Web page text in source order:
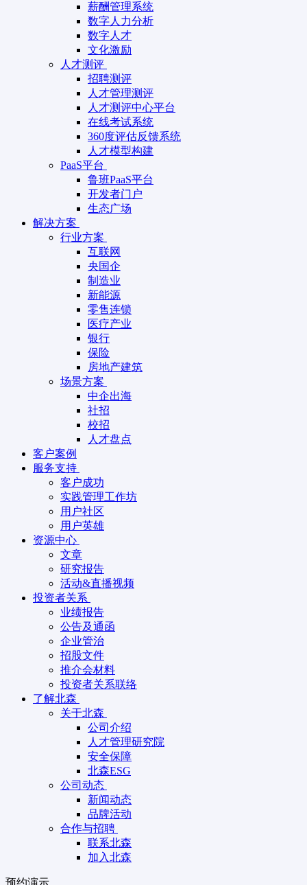
薪酬管理系统
数字人力分析
数字人才
文化激励
人才测评
招聘测评
人才管理测评
人才测评中心平台
在线考试系统
360度评估反馈系统
人才模型构建
PaaS平台
鲁班PaaS平台
开发者门户
生态广场
解决方案
行业方案
互联网
央国企
制造业
新能源
零售连锁
医疗产业
银行
保险
房地产建筑
场景方案
中企出海
社招
校招
人才盘点
客户案例
服务支持
客户成功
实践管理工作坊
用户社区
用户英雄
资源中心
文章
研究报告
活动&直播视频
投资者关系
业绩报告
公告及通函
企业管治
招股文件
推介会材料
投资者关系联络
了解北森
关于北森
公司介绍
人才管理研究院
安全保障
北森ESG
公司动态
新闻动态
品牌活动
合作与招聘
联系北森
加入北森
预约演示